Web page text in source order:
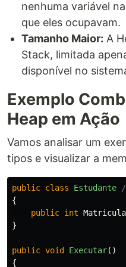
nenhuma variável
que eles ocupavam.
Tamanho Maior: A
Stack, limitada
disponível no
Exemplo
Heap em Ação
Vamos analisar um
tipos e visualizar a
public class Estudante
{
public int Matricula
}
public void Executar()
{